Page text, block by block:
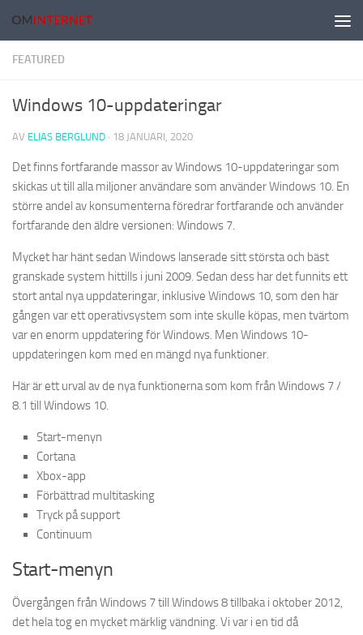
Hoppa till innehåll
FEATURED
Windows 10-uppdateringar
AV ELIAS BERGLUND · 18 JANUARI, 2020
Det finns fortfarande massor av Windows 10-uppdateringar som
skickas ut till alla miljoner användare som använder Windows 10. En
större andel av konsumenterna föredrar fortfarande och använder
fortfarande den äldre versionen: Windows 7.
Mycket har hänt sedan Windows lanserade sitt största och bäst
granskade system hittills i juni 2009. Sedan dess har det funnits ett
stort antal nya uppdateringar, inklusive Windows 10, som den här
gången var ett operativsystem som inte skulle köpas, men tvärtom
var en enorm uppdatering för Windows. Men Windows 10-
uppdateringen kom med en mängd nya funktioner.
Här är ett urval av de nya funktionerna som kom från Windows 7 /
8.1 till Windows 10.
Start-menyn
Cortana
Xbox-app
Förbättrad multitasking
Tryck på support
Continuum
Start-menyn
Övergången från Windows 7 till Windows 8 tillbaka i oktober 2012,
det hela tog en mycket märklig vändning. Vi var i en tid då